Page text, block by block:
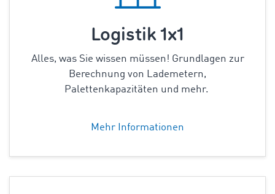
Logistik 1x1
Alles, was Sie wissen müssen! Grundlagen zur
Berechnung von Lademetern,
Palettenkapazitäten und mehr.
Mehr Informationen